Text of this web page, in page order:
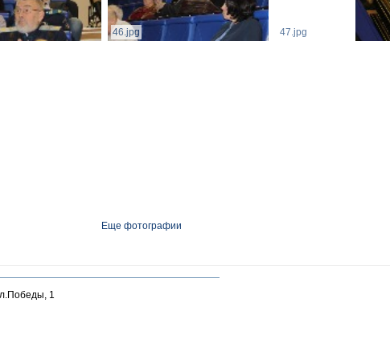
46.jpg 47.jpg
Еще фотографии
1